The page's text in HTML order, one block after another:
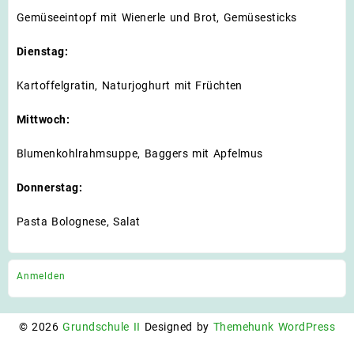
Gemüseeintopf mit Wienerle und Brot, Gemüsesticks
Dienstag:
Kartoffelgratin, Naturjoghurt mit Früchten
Mittwoch:
Blumenkohlrahmsuppe, Baggers mit Apfelmus
Donnerstag:
Pasta Bolognese, Salat
Anmelden
© 2026Grundschule II Designed by Themehunk WordPress